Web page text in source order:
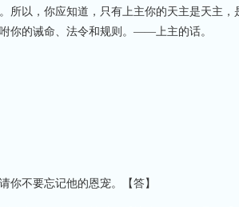
所以，你应知道，只有上主你的天主是天主，
你的诫命、法令和规则。——上主的话。
你不要忘记他的恩宠。【答】